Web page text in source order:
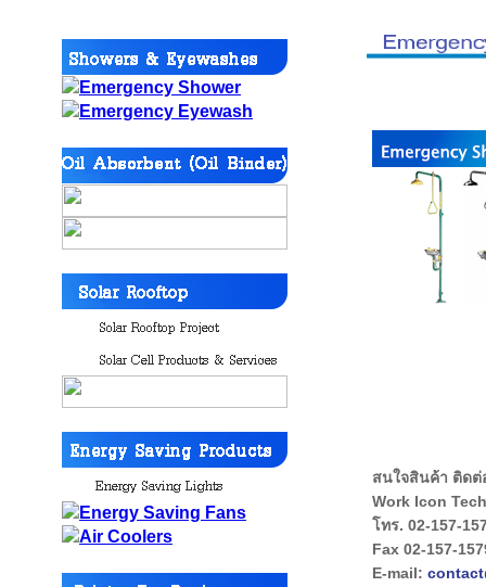
สนใจสินค้า ติดต่
Work Icon
โทร. 02-157-
Fax 02-157-
E-mail: